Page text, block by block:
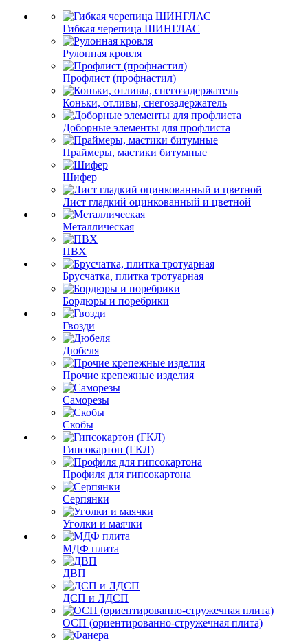
Гибкая черепица ШИНГЛАС
Рулонная кровля
Профлист (профнастил)
Коньки, отливы, снегозадержатель
Доборные элементы для профлиста
Праймеры, мастики битумные
Шифер
Лист гладкий оцинкованный и цветной
Металлическая
ПВХ
Брусчатка, плитка тротуарная
Бордюры и поребрики
Гвозди
Дюбеля
Прочие крепежные изделия
Саморезы
Скобы
Гипсокартон (ГКЛ)
Профиля для гипсокартона
Серпянки
Уголки и маячки
МДФ плита
ДВП
ДСП и ЛДСП
ОСП (ориентированно-стружечная плита)